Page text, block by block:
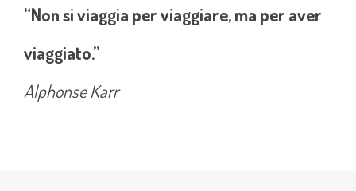
“Non si viaggia per viaggiare, ma per aver
viaggiato.”
Alphonse Karr